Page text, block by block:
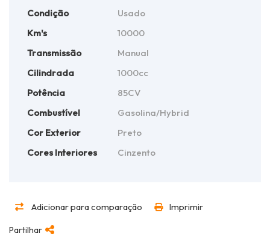
Condição
Usado
Km's
10000
Transmissão
Manual
Cilindrada
1000cc
Potência
85CV
Combustível
Gasolina/Hybrid
Cor Exterior
Preto
Cores Interiores
Cinzento
Adicionar para comparação Imprimir
Partilhar